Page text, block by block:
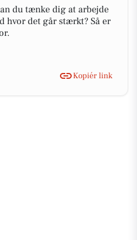
du tænke dig at arbejde
hvor det går stærkt? Så er
Kopiér link